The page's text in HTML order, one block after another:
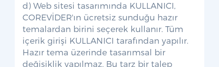
d) Web sitesi tasarımında KULLANICI,
COREVİDER'ın ücretsiz sunduğu hazır
temalardan birini seçerek kullanır. Tüm
içerik girişi KULLANICI tarafından yapılır.
Hazır tema üzerinde tasarımsal bir
değişiklik yapılmaz. Bu tarz bir talep